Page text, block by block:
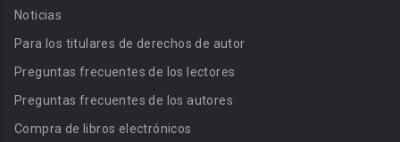
Noticias
Para los titulares de derechos de autor
Preguntas frecuentes de los lectores
Preguntas frecuentes de los autores
Compra de libros electrónicos